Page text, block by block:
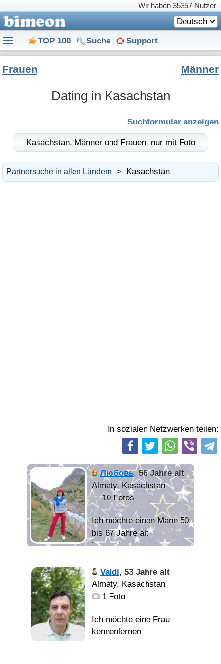
Wir haben 35357 Nutzer
Deutsch
TOP 100 Suche Support
Dating in Kasachstan
Frauen Männer
Suchformular anzeigen
Kasachstan, Männer und Frauen, nur mit Foto
Partnersuche in allen Ländern Kasachstan
In sozialen Netzwerken teilen:
Любовь,56 Jahre alt
Almaty, Kasachstan
10 Fotos
Ich möchte einen Mann 50
bis 67 Jahre alt
kennenlernen
"Настоящая
женщина с самыми
нормальными
потребностями. Живу по
принципу: "Относись к
Valdi, 53 Jahre alt
Almaty, Kasachstan
1 Foto